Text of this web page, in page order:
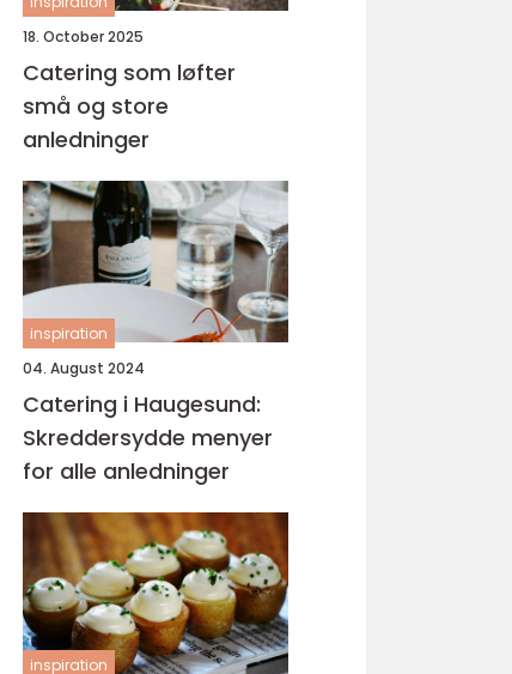
18. October 2025
Catering som løfter
små og store
anledninger
inspiration
04. August 2024
Catering i Haugesund:
Skreddersydde menyer
for alle anledninger
inspiration